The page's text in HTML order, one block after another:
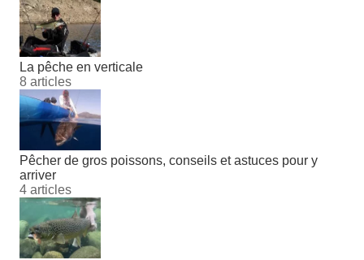
La pêche en verticale
8 articles
Pêcher de gros poissons, conseils et astuces pour y
arriver
4 articles